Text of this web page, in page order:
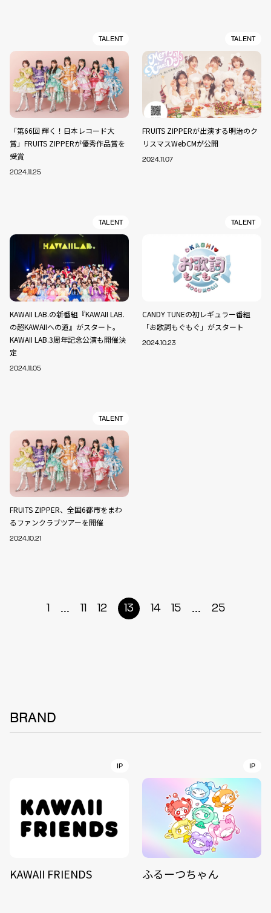
TALENT
「第66回 輝く！日本レコード大
賞」FRUITS ZIPPERが優秀作品賞を
受賞
2024.11.25
TALENT
FRUITS ZIPPERが出演する明治のク
リスマスWebCMが公開
2024.11.07
TALENT
KAWAII LAB.の新番組『KAWAII LAB.
の超KAWAIIへの道』がスタート。
KAWAII LAB.3周年記念公演も開催決
定
2024.11.05
TALENT
CANDY TUNEの初レギュラー番組
「お歌詞もぐもぐ」がスタート
2024.10.23
TALENT
FRUITS ZIPPER、全国6都市をまわ
るファンクラブツアーを開催
2024.10.21
1 ... 11 12 13 14 15 ... 25
BRAND
IP
KAWAII FRIENDS
IP
ふるーつちゃん